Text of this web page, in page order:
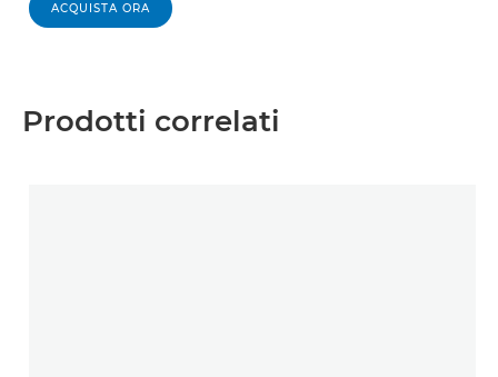
ACQUISTA ORA
Prodotti correlati